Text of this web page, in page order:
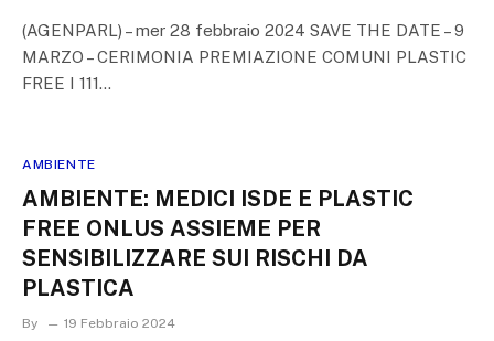
(AGENPARL) – mer 28 febbraio 2024 SAVE THE DATE – 9
MARZO – CERIMONIA PREMIAZIONE COMUNI PLASTIC
FREE I 111…
AMBIENTE
AMBIENTE: MEDICI ISDE E PLASTIC
FREE ONLUS ASSIEME PER
SENSIBILIZZARE SUI RISCHI DA
PLASTICA
By 19 Febbraio 2024